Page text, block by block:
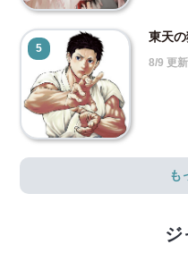
5
東天
8/9 更新
も
ジ